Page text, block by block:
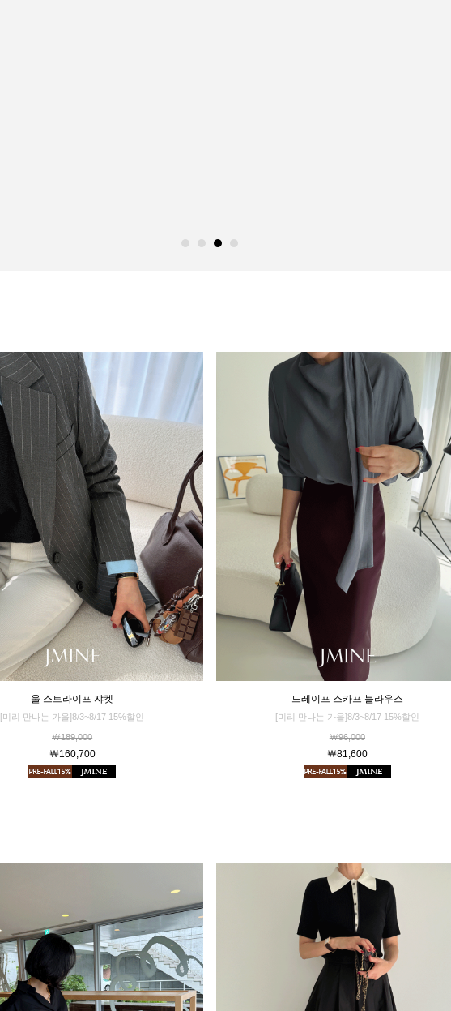
울 스트라이프 쟈켓
[미리 만나는 가을]8/3~8/17 15%할인
￦189,000
￦160,700
드레이프 스카프 블라우스
[미리 만나는 가을]8/3~8/17 15%할인
￦96,000
￦81,600